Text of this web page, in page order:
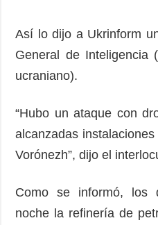
emergencias
ADICIONAL
Podcasts
Releases
Así lo dijo a Ukrinform
General de Inteligencia
ucraniano).
“Hubo un ataque con
alcanzadas
Vorónezh”, dijo el
Como se informó, los
noche la refinería de